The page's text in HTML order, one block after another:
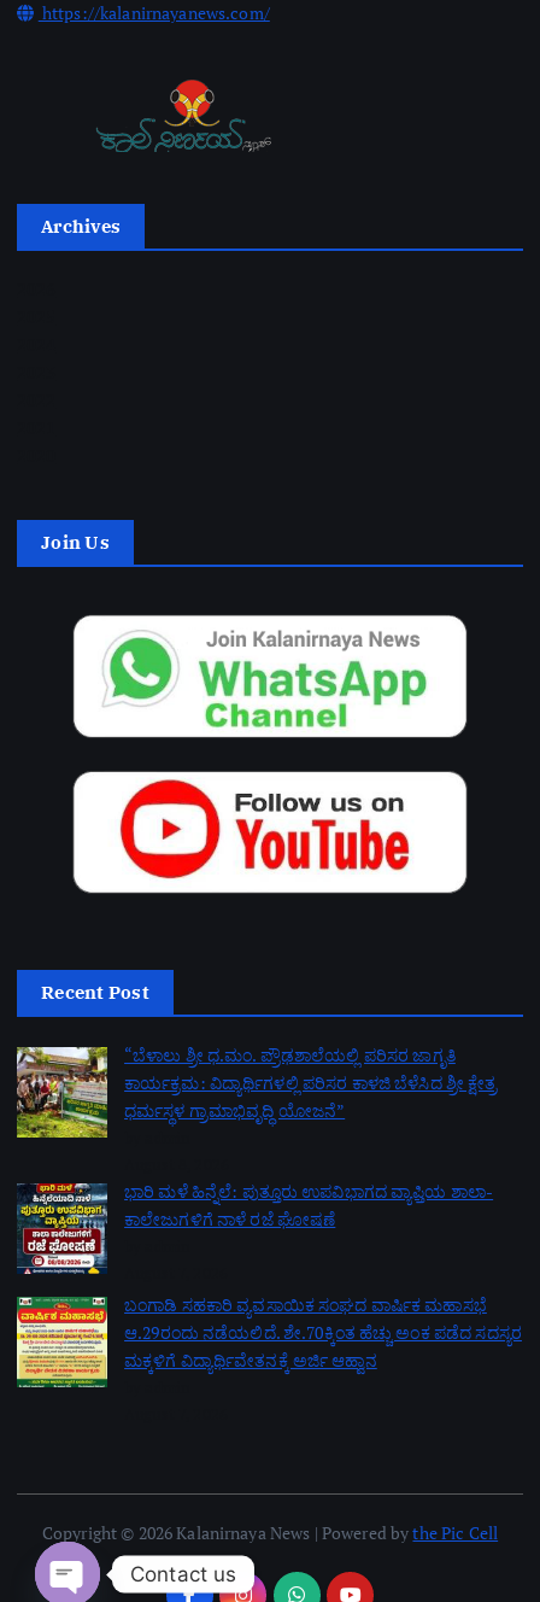
https://kalanirnayanews.com/
Archives
Join Us
Recent Post
“ಬೆಳಾಲು ಶ್ರೀ ಧ.ಮಂ. ಪ್ರೌಢಶಾಲೆಯಲ್ಲಿ ಪರಿಸರ ಜಾಗೃತಿ
ಕಾರ್ಯಕ್ರಮ: ವಿದ್ಯಾರ್ಥಿಗಳಲ್ಲಿ ಪರಿಸರ ಕಾಳಜಿ ಬೆಳೆಸಿದ ಶ್ರೀ ಕ್ಷೇತ್ರ
ಧರ್ಮಸ್ಥಳ ಗ್ರಾಮಾಭಿವೃದ್ಧಿ ಯೋಜನೆ”
ಭಾರಿ ಮಳೆ ಹಿನ್ನೆಲೆ: ಪುತ್ತೂರು ಉಪವಿಭಾಗದ ವ್ಯಾಪ್ತಿಯ ಶಾಲಾ-
ಕಾಲೇಜುಗಳಿಗೆ ನಾಳೆ ರಜೆ ಘೋಷಣೆ
ಬಂಗಾಡಿ ಸಹಕಾರಿ ವ್ಯವಸಾಯಿಕ ಸಂಘದ ವಾರ್ಷಿಕ ಮಹಾಸಭೆ
ಆ.29ರಂದು ನಡೆಯಲಿದೆ. ಶೇ.70ಕ್ಕಿಂತ ಹೆಚ್ಚು ಅಂಕ ಪಡೆದ ಸದಸ್ಯರ
ಮಕ್ಕಳಿಗೆ ವಿದ್ಯಾರ್ಥಿವೇತನಕ್ಕೆ ಅರ್ಜಿ ಆಹ್ವಾನ
Copyright © 2026 Kalanirnaya News | Powered bythe Pic Cell
Contact us